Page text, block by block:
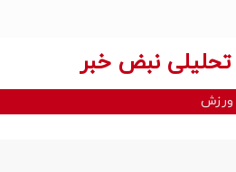
تحلیلی نبض خبر
ورزش